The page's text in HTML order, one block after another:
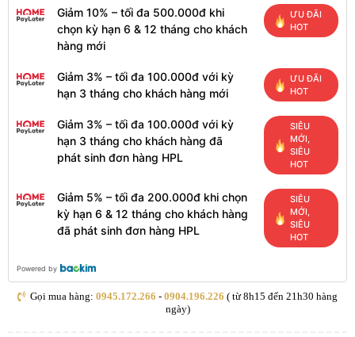
Giảm 10% – tối đa 500.000đ khi
chọn kỳ hạn 6 & 12 tháng cho khách
hàng mới
ƯU ĐÃI
HOT
Giảm 3% – tối đa 100.000đ với kỳ
hạn 3 tháng cho khách hàng mới
ƯU ĐÃI
HOT
Giảm 3% – tối đa 100.000đ với kỳ
hạn 3 tháng cho khách hàng đã
phát sinh đơn hàng HPL
SIÊU
MỚI,
SIÊU
HOT
Giảm 5% – tối đa 200.000đ khi chọn
kỳ hạn 6 & 12 tháng cho khách hàng
đã phát sinh đơn hàng HPL
SIÊU
MỚI,
SIÊU
HOT
Powered by
Gọi mua hàng: 0945.172.266 - 0904.196.226 ( từ 8h15 đến 21h30 hàng
ngày)